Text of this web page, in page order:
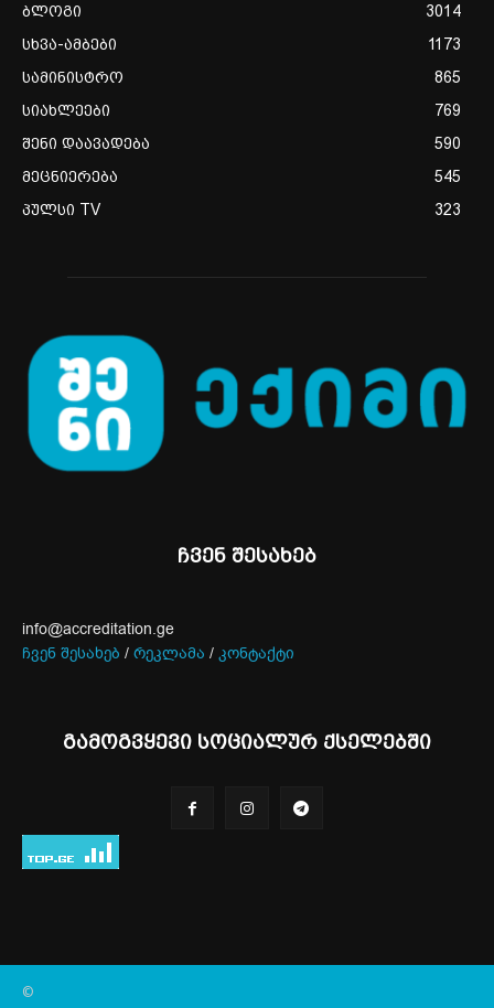
ბლოგი
3014
სხვა-ამბები
1173
სამინისტრო
865
სიახლეები
769
შენი დაავადება
590
მეცნიერება
545
პულსი TV
323
ჩვენ შესახებ
info@accreditation.ge
ჩვენ შესახებ / რეკლამა / კონტაქტი
გამოგვყევი სოციალურ ქსელებში
©